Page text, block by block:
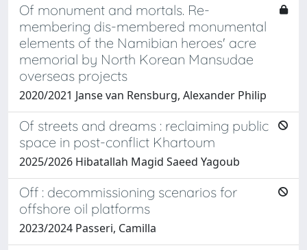
Of monument and mortals. Re-
membering dis-membered monumental
elements of the Namibian heroes' acre
memorial by North Korean Mansudae
overseas projects
2020/2021 Janse van Rensburg, Alexander Philip
Of streets and dreams : reclaiming public
space in post-conflict Khartoum
2025/2026 Hibatallah Magid Saeed Yagoub
Off : decommissioning scenarios for
offshore oil platforms
2023/2024 Passeri, Camilla